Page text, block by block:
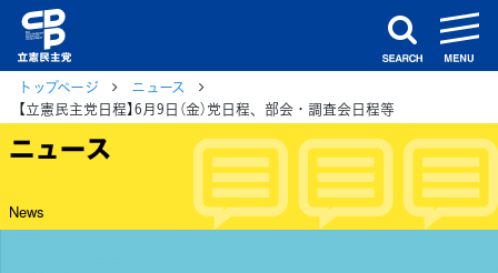
search
トップページ
ニュース
【立憲民主党日程】6月9日（金）党日程、部会・調査会日程等
ニュース
News